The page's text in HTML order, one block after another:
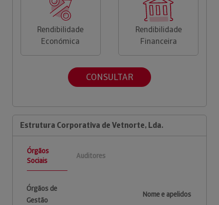
Rendibilidade
Económica
Rendibilidade
Financeira
CONSULTAR
Estrutura Corporativa de Vetnorte, Lda.
Órgãos
Sociais
Auditores
Órgãos de
Gestão
Nome e apelidos